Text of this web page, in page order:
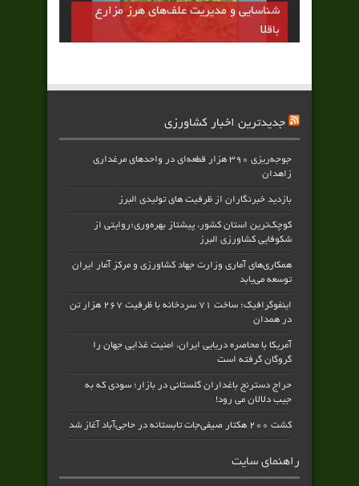
شناسایی و مدیریت علف‌های هرز مزارع
باقلا
جدیدترین اخبار کشاورزی
جوجه‌ریزی ۳۹۰ هزار قطعه‌ای در واحدهای مرغداری
زاهدان
بازدید خبرنگاران از ظرفیت های تولیدی البرز
کوچک‌ترین استان کشور، پیشتاز بهره‌وری؛روایتی از
شکوفایی کشاورزی البرز
همکاری‌های آماری وزارت جهاد کشاورزی و مرکز آمار ایران
توسعه می‌یابد
اینفوگرافیک؛ ساخت ۷۱ سردخانه با ظرفیت ۲۶۷ هزار تن
در همدان
آمریکا با محاصره دریایی ایران، امنیت غذایی جهان را
گروگان گرفته است
حراج دسترنج باغداران گلستانی در بازار؛ سودی که به
جیب دلالان می رود!
کشت ۲۰۰ هکتار صیفی‌جات تابستانه در حاجی‌آباد آغاز شد
راهنمای سایت